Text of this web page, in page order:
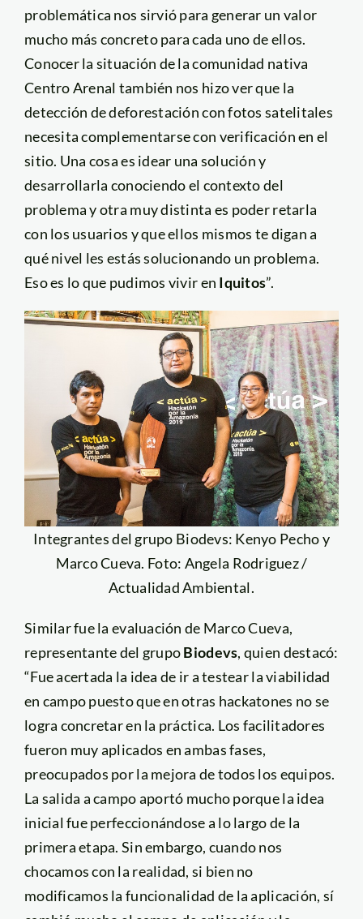
problemática nos sirvió para generar un valor
mucho más concreto para cada uno de ellos.
Conocer la situación de la comunidad nativa
Centro Arenal también nos hizo ver que la
detección de deforestación con fotos satelitales
necesita complementarse con verificación en el
sitio. Una cosa es idear una solución y
desarrollarla conociendo el contexto del
problema y otra muy distinta es poder retarla
con los usuarios y que ellos mismos te digan a
qué nivel les estás solucionando un problema.
Eso es lo que pudimos vivir en Iquitos”.
Integrantes del grupo Biodevs: Kenyo Pecho y
Marco Cueva. Foto: Angela Rodriguez /
Actualidad Ambiental.
Similar fue la evaluación de Marco Cueva,
representante del grupoBiodevs, quien destacó:
“Fue acertada la idea de ir a testear la viabilidad
en campo puesto que en otras hackatones no se
logra concretar en la práctica. Los facilitadores
fueron muy aplicados en ambas fases,
preocupados por la mejora de todos los equipos.
La salida a campo aportó mucho porque la idea
inicial fue perfeccionándose a lo largo de la
primera etapa. Sin embargo, cuando nos
chocamos con la realidad, si bien no
modificamos la funcionalidad de la aplicación, sí